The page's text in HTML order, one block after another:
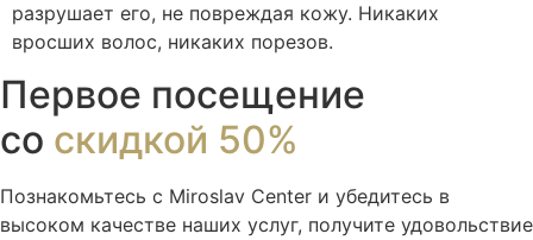
разрушает его, не повреждая кожу. Никаких
вросших волос, никаких порезов.
Первое посещение
со скидкой 50%
Познакомьтесь с Miroslav Сenter и убедитесь в
высоком качестве наших услуг, получите удовольствие